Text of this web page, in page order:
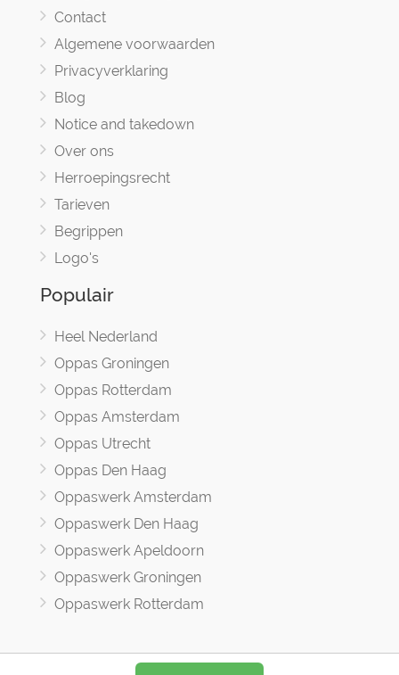
Contact
Algemene voorwaarden
Privacyverklaring
Blog
Notice and takedown
Over ons
Herroepingsrecht
Tarieven
Begrippen
Logo's
Populair
Heel Nederland
Oppas Groningen
Oppas Rotterdam
Oppas Amsterdam
Oppas Utrecht
Oppas Den Haag
Oppaswerk Amsterdam
Oppaswerk Den Haag
Oppaswerk Apeldoorn
Oppaswerk Groningen
Oppaswerk Rotterdam